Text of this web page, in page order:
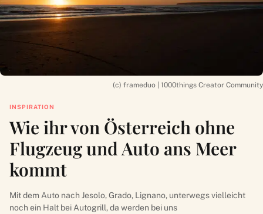
(c) frameduo | 1000things Creator Community
INSPIRATION
Wie ihr von Österreich ohne
Flugzeug und Auto ans Meer
kommt
Mit dem Auto nach Jesolo, Grado, Lignano, unterwegs vielleicht
noch ein Halt bei Autogrill, da werden bei uns